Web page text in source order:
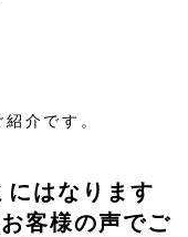
介です。
にはなります
客様の声でご